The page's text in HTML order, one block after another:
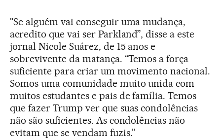
"Se alguém vai conseguir uma mudança,
acredito que vai ser Parkland”, disse a este
jornal Nicole Suárez, de 15 anos e
sobrevivente da matança. “Temos a força
suficiente para criar um movimento nacional.
Somos uma comunidade muito unida com
muitos estudantes e pais de família. Temos
que fazer Trump ver que suas condolências
não são suficientes. As condolências não
evitam que se vendam fuzis.”